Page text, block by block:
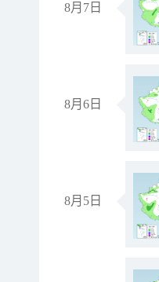
8月7日
8月6日
8月5日